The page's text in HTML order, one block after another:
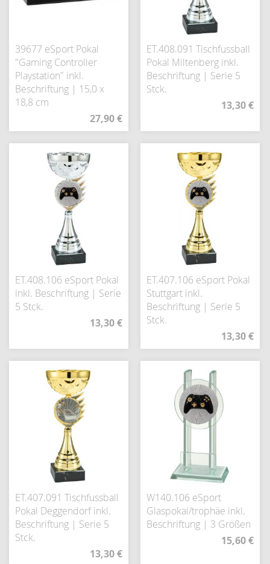
39677 eSport Pokal
"Gaming Controller
Playstation" inkl.
Beschriftung | 15,0 x
18,8 cm
27,90 €
ET.408.091 Tischfussball
Pokal Miltenberg inkl.
Beschriftung | Serie 5
Stck.
13,30 €
ET.408.106 eSport Pokal
inkl. Beschriftung | Serie
5 Stck.
13,30 €
ET.407.106 eSport Pokal
Stuttgart inkl.
Beschriftung | Serie 5
Stck.
13,30 €
ET.407.091 Tischfussball
Pokal Deggendorf inkl.
Beschriftung | Serie 5
Stck.
13,30 €
W140.106 eSport
Glaspokal/trophäe inkl.
Beschriftung | 3 Größen
15,60 €